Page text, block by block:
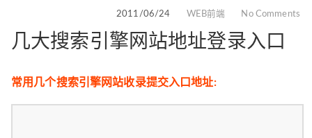
2011/06/24 WEB前端 No Comments
几大搜索引擎网站地址登录入口
常用几个搜索引擎网站收录提交入口地址: